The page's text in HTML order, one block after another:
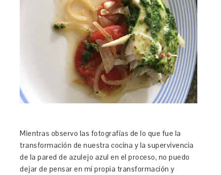
Mientras observo las fotografías de lo que fue la
transformación de nuestra cocina y la supervivencia
de la pared de azulejo azul en el proceso, no puedo
dejar de pensar en mi propia transformación y